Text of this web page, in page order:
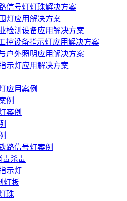
信号灯灯珠解决方案
灯应用解决方案
检测设备应用解决方案
控设备指示灯应用解决方案
户外照明应用解决方案
示灯应用解决方案
应用案例
例
案例
路信号灯案例
毒杀毒
示灯
灯板
珠